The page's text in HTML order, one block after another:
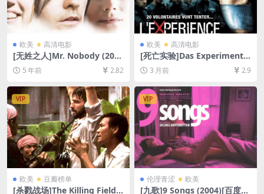
欧美 高清电影
[无姓之人]Mr. Nobody (200
9)[百度网盘+迅雷云盘资源10
80P超清][MP4/10GB][中英字
幕]
5 年前 2.82
欧美 高清电影
[死亡实验]Das Experiment
(2001)[百度网盘+夸克网盘10
80P超清未删减资源][网盘在
线播放/下载][MP4/7.9GB][中
文字幕]
3 月前 2.9
VIP
欧美 豆瓣榜单
[杀戮战场]The Killing Fields
VIP
伦理青涩 欧美
[九歌]9 Songs (2004)[百度网